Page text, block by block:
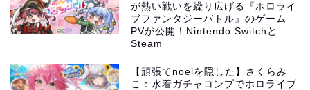
が熱い戦いを繰り広げる『ホロライ
ブファンタジーバトル』のゲーム
PVが公開！Nintendo Switchと
Steam
【頑張てnoelを隠した】さくらみ
こ：水着ガチャコンプでホロライブ